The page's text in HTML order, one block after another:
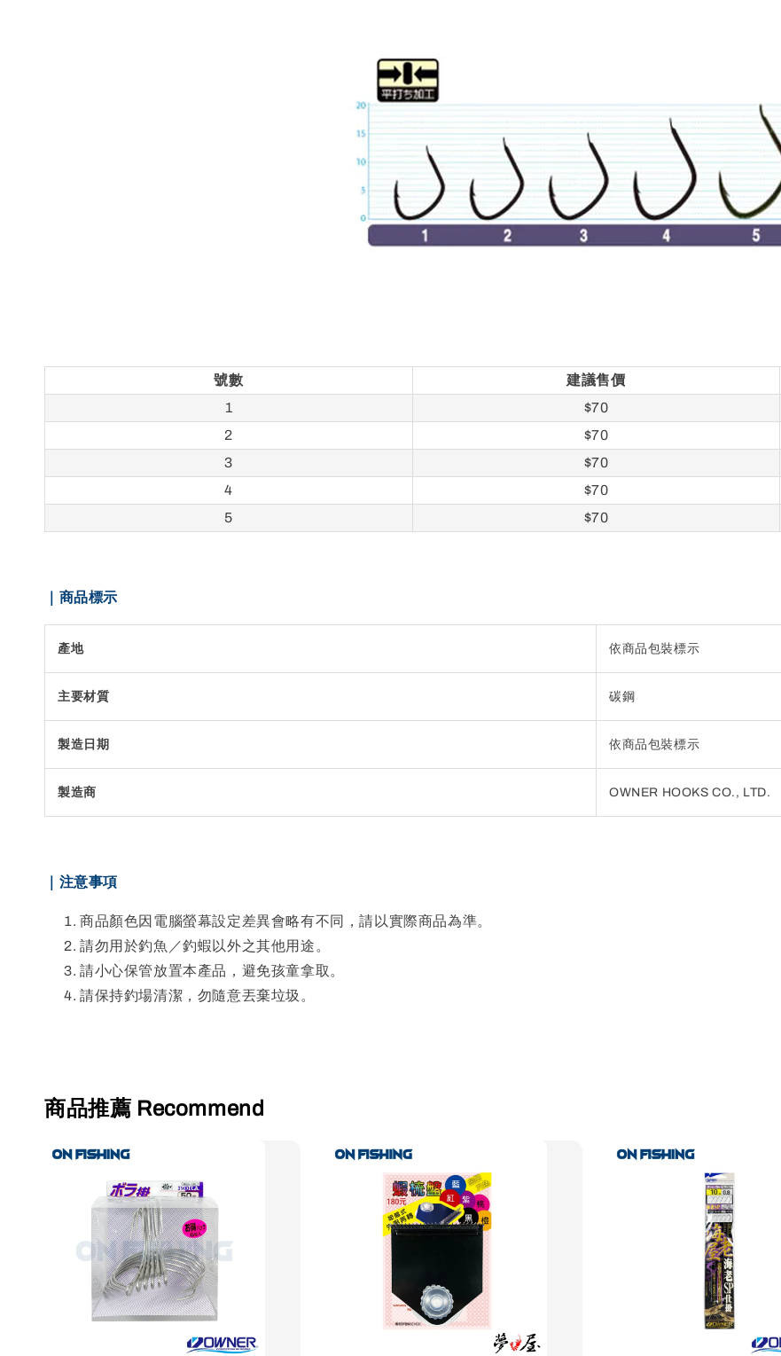
號數 建議售價
1
$70
2
$70
3
$70
4
$70
5
$70
｜商品標示
產地 依商品包裝標示
主要材質 碳鋼
製造日期 依商品包裝標示
製造商 OWNER HOOKS CO., LTD.
｜注意事項
商品顏色因電腦螢幕設定差異會略有不同，請以實際商品為準。
請勿用於釣魚／釣蝦以外之其他用途。
請小心保管放置本產品，避免孩童拿取。
請保持釣場清潔，勿隨意丟棄垃圾。
商品推薦 Recommend